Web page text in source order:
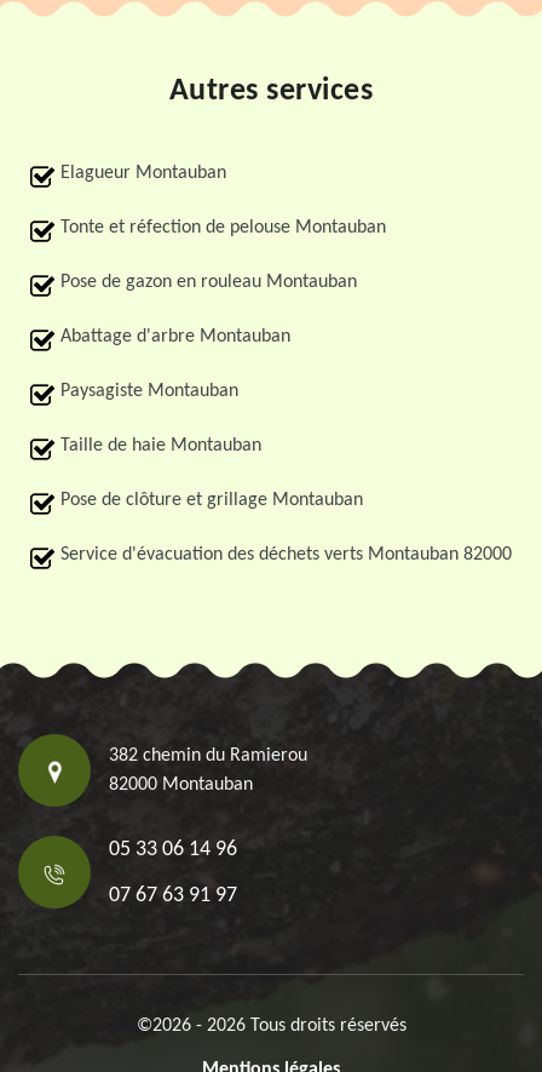
Autres services
Elagueur Montauban
Tonte et réfection de pelouse Montauban
Pose de gazon en rouleau Montauban
Abattage d'arbre Montauban
Paysagiste Montauban
Taille de haie Montauban
Pose de clôture et grillage Montauban
Service d'évacuation des déchets verts Montauban 82000
382 chemin du Ramierou
82000 Montauban
05 33 06 14 96
07 67 63 91 97
©2026 - 2026 Tous droits réservés